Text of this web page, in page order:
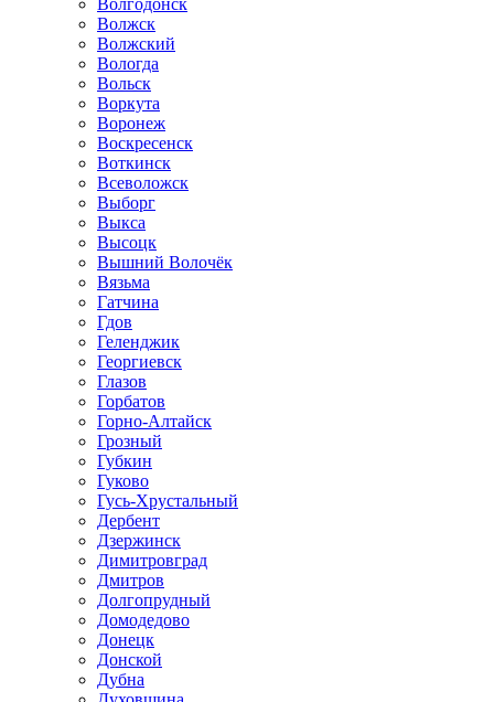
Волгодонск
Волжск
Волжский
Вологда
Вольск
Воркута
Воронеж
Воскресенск
Воткинск
Всеволожск
Выборг
Выкса
Высоцк
Вышний Волочёк
Вязьма
Гатчина
Гдов
Геленджик
Георгиевск
Глазов
Горбатов
Горно-Алтайск
Грозный
Губкин
Гуково
Гусь-Хрустальный
Дербент
Дзержинск
Димитровград
Дмитров
Долгопрудный
Домодедово
Донецк
Донской
Дубна